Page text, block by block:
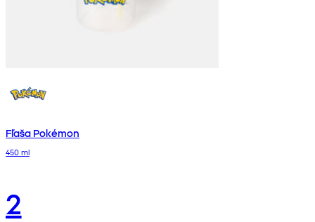
Fľaša Pokémon
450 ml
2